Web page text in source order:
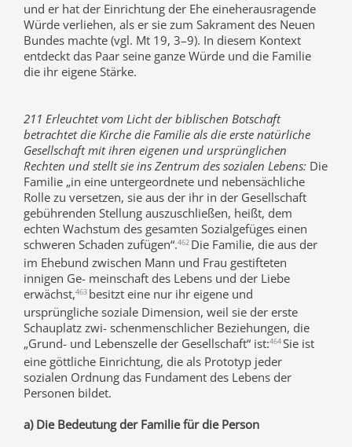
und er hat der Einrichtung der Ehe eineherausragende
Würde verliehen, als er sie zum Sakrament des Neuen
Bundes machte (vgl. Mt 19, 3–9). In diesem Kontext
entdeckt das Paar seine ganze Würde und die Familie
die ihr eigene Stärke.
211 Erleuchtet vom Licht der biblischen Botschaft
betrachtet die Kirche die Familie als die erste natürliche
Gesellschaft mit ihren eigenen und ursprünglichen
Rechten und stellt sie ins Zentrum des sozialen Lebens: Die
Familie „in eine untergeordnete und nebensächliche
Rolle zu versetzen, sie aus der ihr in der Gesellschaft
gebührenden Stellung auszuschließen, heißt, dem
echten Wachstum des gesamten Sozialgefüges einen
schweren Schaden zufügen“.462 Die Familie, die aus der
im Ehebund zwischen Mann und Frau gestifteten
innigen Ge- meinschaft des Lebens und der Liebe
erwächst,463 besitzt eine nur ihr eigene und
ursprüngliche soziale Dimension, weil sie der erste
Schauplatz zwi- schenmenschlicher Beziehungen, die
„Grund- und Lebenszelle der Gesellschaft“ ist:464Sie ist
eine göttliche Einrichtung, die als Prototyp jeder
sozialen Ordnung das Fundament des Lebens der
Personen bildet.
a) Die Bedeutung der Familie für die Person